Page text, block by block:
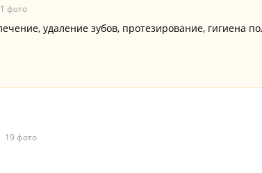
1 фото
удаление зубов, протезирование, гигиена
19 фото